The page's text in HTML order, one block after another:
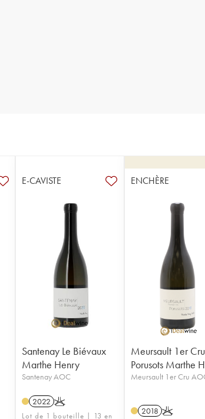
E-CAVISTE
Santenay Le Biévaux
Marthe Henry
Santenay AOC
2022 K
Lot de 1 bouteille | 13 en
ENCHÈRE
Meursault 1er Cru
Porusots Marthe
Meursault 1er Cru
2018 K